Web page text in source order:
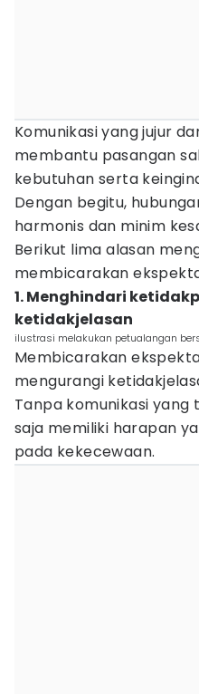
Komunikasi yang jujur
membantu pasangan
kebutuhan serta
Dengan begitu,
harmonis dan minim
Berikut lima alasan
membicarakan
1. Menghindari
ketidakjelasan
ilustrasi melakukan petualangan
Membicarakan
mengurangi
Tanpa komunikasi yang
saja memiliki harapan
pada kekecewaan.